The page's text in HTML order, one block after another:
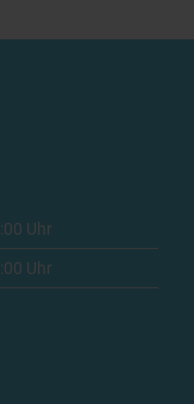
Uhr
Uhr